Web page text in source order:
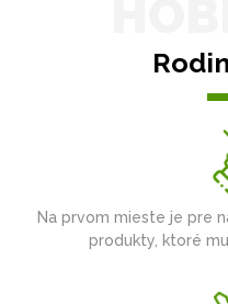
Na prvom mieste je pre
produkty, ktoré